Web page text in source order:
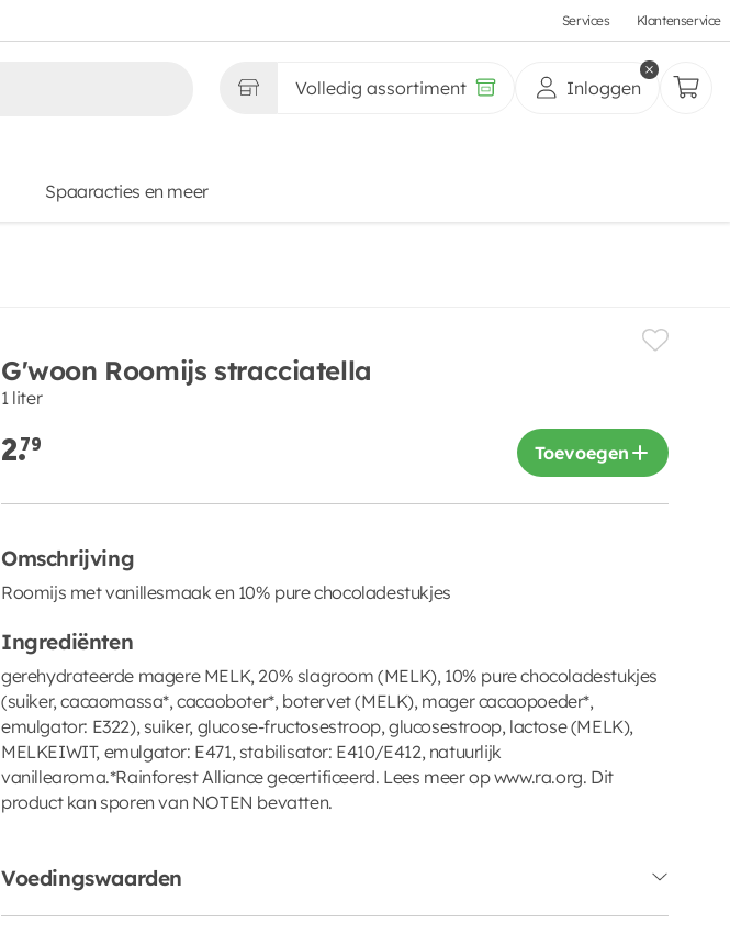
Services Klantenservice
Volledig assortiment Inloggen
Spaaracties en meer
G'woon Roomijs stracciatella
1 liter
2.79 Toevoegen
Omschrijving
Roomijs met vanillesmaak en 10% pure chocoladestukjes
Ingrediënten
gerehydrateerde magere MELK, 20% slagroom (MELK), 10% pure chocoladestukjes
(suiker, cacaomassa*, cacaoboter*, botervet (MELK), mager cacaopoeder*,
emulgator: E322), suiker, glucose-fructosestroop, glucosestroop, lactose (MELK),
MELKEIWIT, emulgator: E471, stabilisator: E410/E412, natuurlijk
vanillearoma.*Rainforest Alliance gecertificeerd. Lees meer op www.ra.org. Dit
product kan sporen van NOTEN bevatten.
Voedingswaarden